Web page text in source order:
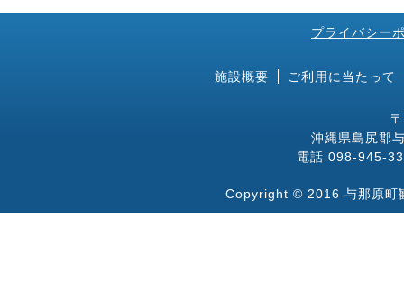
プライバシー
施設概要 ご利用に当たって
沖縄県島尻郡
電話 098-945-
Copyright © 2016 与那原町